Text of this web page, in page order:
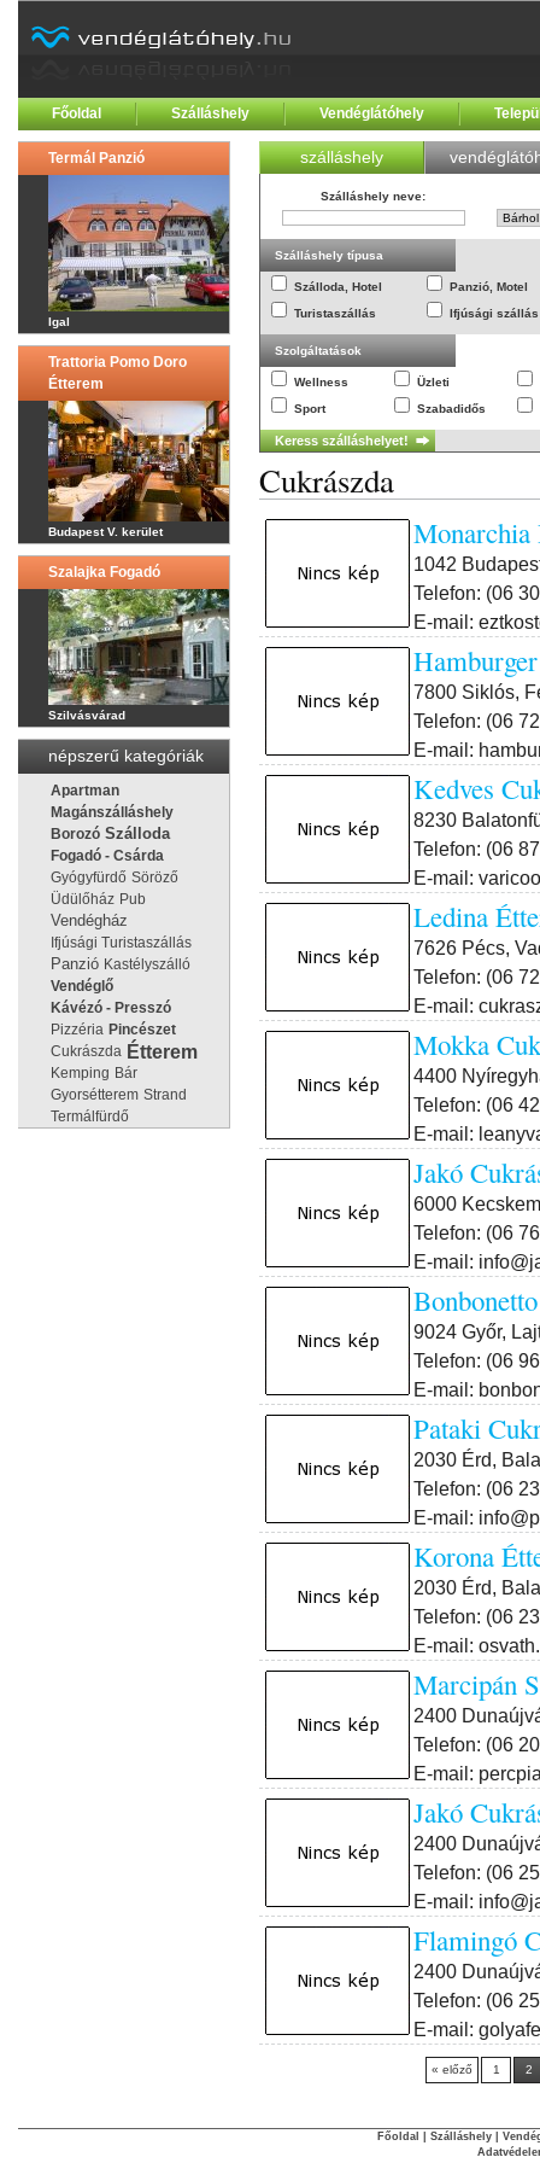
Főoldal Szálláshely Vendéglátóhely
Termál Panzió
Igal
Trattoria Pomo Doro
Étterem
Budapest V. kerület
Szalajka Fogadó
Szilvásvárad
népszerű kategóriák
Apartman
Magánszálláshely
Borozó Szálloda
Fogadó - Csárda
Gyógyfürdő Söröző
Üdülőház Pub
Vendégház
Ifjúsági Turistaszállás
Panzió Kastélyszálló
Vendéglő
Kávézó - Presszó
Pizzéria Pincészet
Cukrászda Étterem
Kemping Bár
Gyorsétterem Strand
Termálfürdő
szálláshely
Szálláshely neve:
Szálláshely típusa
Szálloda, Hotel
Panzió, Motel
Turistaszállás
Ifjúsági szállás
Szolgáltatások
Wellness
Üzleti
Sport
Szabadidős
Cukrászda
Monarchia
1042
Telefon: (06
E-mail:
7800 Siklós,
Telefon: (06
E-mail:
Kedves
8230
Telefon: (06
E-mail:
Ledina
7626 Pécs,
Telefon: (06
E-mail:
Mokka
4400
Telefon: (06
E-mail:
Jakó
6000
Telefon: (06
E-mail:
9024 Győr,
Telefon: (06
E-mail:
Pataki
2030 Érd,
Telefon: (06
E-mail:
Korona
2030 Érd,
Telefon: (06
E-mail:
Marcipán
2400
Telefon: (06
E-mail:
Jakó
2400
Telefon: (06
E-mail:
Flamingó
2400
Telefon: (06
E-mail:
« előző 1 2
Főoldal Szálláshely